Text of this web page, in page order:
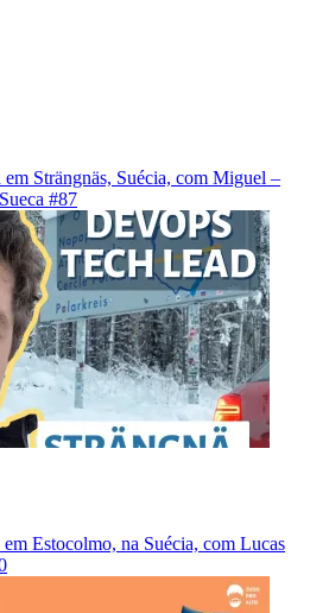
Strängnäs, Suécia, com Miguel –
#87
Estocolmo, na Suécia, com Lucas